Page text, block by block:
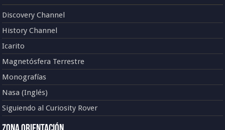
Discovery Channel
History Channel
Icarito
Magnetósfera Terrestre
Monografías
Nasa (Inglés)
Siguiendo al Curiosity Rover